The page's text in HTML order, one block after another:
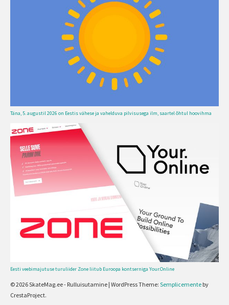
Täna, 5. augustil 2026 on Eestis vähese ja vahelduva pilvisusega ilm, saartel õhtul hoovihma
Eesti veebimajutuse turuliider Zone liitub Euroopa kontserniga Your.Online
© 2026 SkateMag.ee - Rulluisutamine | WordPress Theme: Semplicemente by
CrestaProject.